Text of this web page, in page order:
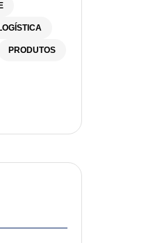
PRODUTOS